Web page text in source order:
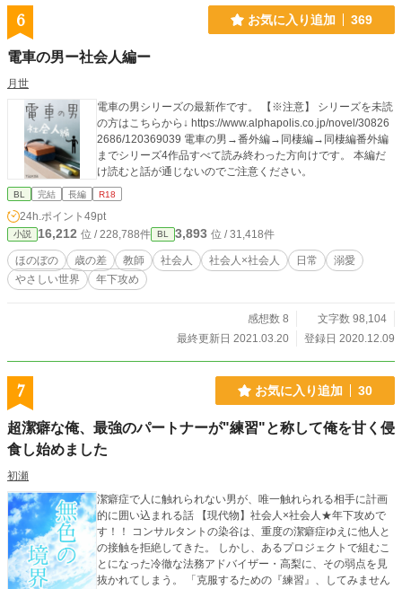
6 お気に入り追加 369
電車の男ー社会人編ー
月世
電車の男シリーズの最新作です。 【※注意】 シリーズを未読
の方はこちらから↓ https://www.alphapolis.co.jp/novel/30826
2686/120369039 電車の男→番外編→同棲編→同棲編番外編
までシリーズ4作品すべて読み終わった方向けです。 本編だ
け読むと話が通じないのでご注意ください。
BL 完結 長編 R18
24h.ポイント 49pt
小説 16,212 位 / 228,788件 BL 3,893 位 / 31,418件
ほのぼの 歳の差 教師 社会人 社会人×社会人 日常
溺愛
やさしい世界
年下攻め
感想数 8
文字数 98,104
最終更新日 2021.03.20
登録日 2020.12.09
7 お気に入り追加 30
超潔癖な俺、最強のパートナーが"練習"と称して俺を甘く侵
食し始めました
初瀬
潔癖症で人に触れられない男が、唯一触れられる相手に計画
的に囲い込まれる話 【現代物】社会人×社会人★年下攻めで
す！！ コンサルタントの染谷は、重度の潔癖症ゆえに他人と
の接触を拒絶してきた。 しかし、あるプロジェクトで組むこ
とになった冷徹な法務アドバイザー・高梨に、その弱点を見
抜かれてしまう。 「克服するための『練習』、してみません